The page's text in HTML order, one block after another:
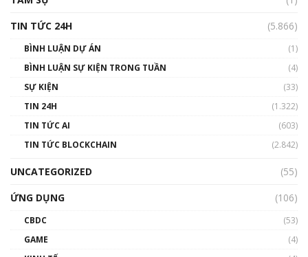
TIN TỨC 24H
(5.866)
BÌNH LUẬN DỰ ÁN
(1)
BÌNH LUẬN SỰ KIỆN TRONG TUẦN
(4)
SỰ KIỆN
(33)
TIN 24H
(1.322)
TIN TỨC AI
(603)
TIN TỨC BLOCKCHAIN
(2.842)
UNCATEGORIZED
(55)
ỨNG DỤNG
(106)
CBDC
(53)
GAME
(4)